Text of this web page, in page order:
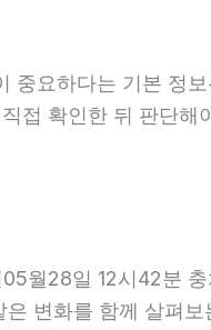
중요하다는 기본 정
접 확인한 뒤 판단
월28일 12시42분
변화를 함께 살펴